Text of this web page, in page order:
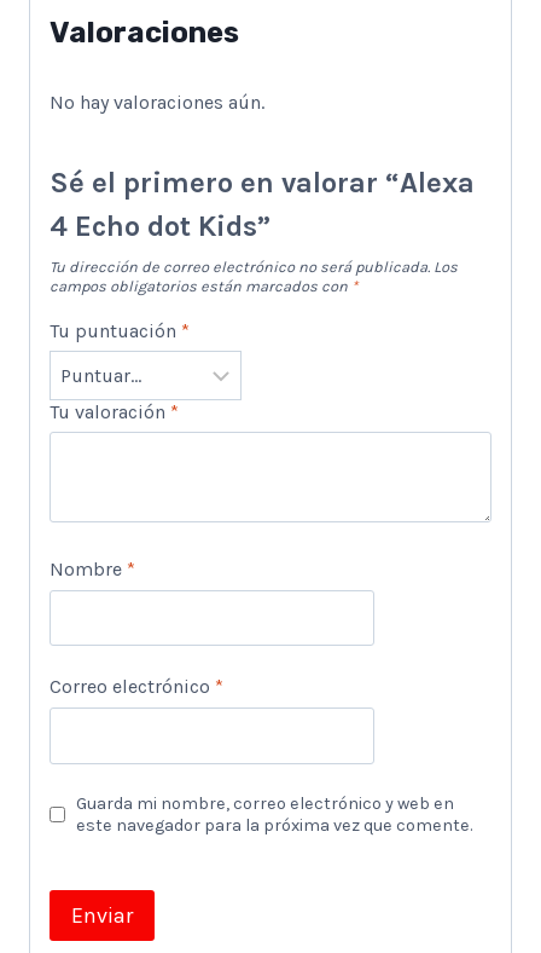
Valoraciones
No hay valoraciones aún.
Sé el primero en valorar “Alexa
4 Echo dot Kids”
Tu dirección de correo electrónico no será publicada. Los
campos obligatorios están marcados con *
Tu puntuación *
Tu valoración *
Nombre *
Correo electrónico *
Guarda mi nombre, correo electrónico y web en
este navegador para la próxima vez que comente.